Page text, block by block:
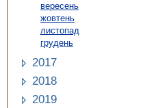
вересень
жовтень
листопад
грудень
2017
2018
2019